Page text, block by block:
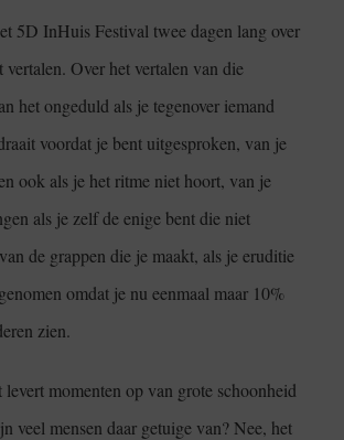
5D InHuis Festival twee dagen lang over
vertalen. Over het vertalen van die
het ongeduld als je tegenover iemand
voordat je bent uitgesproken, van je
ook als je het ritme niet hoort, van je
als je zelf de enige bent die niet
de grappen die je maakt, als je eruditie
omdat je nu eenmaal maar 10%
zien.
momenten op van grote schoonheid
veel mensen daar getuige van? Nee, het